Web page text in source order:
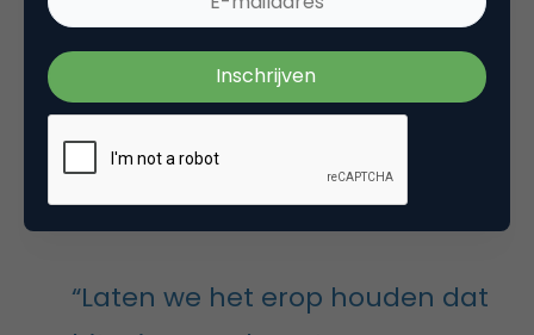
bitcoinbetaalmogelijkheid een omzetgroei ziet van
Daar komt nog het verhaal bij dat het ook aan de
achterkant gebruikt wordt om leveranciers
makkelijk uit te betalen. Dan heb je twee
voorbeelden van use cases die wij zelf ook niet
verwacht hadden in eerste instantie.”
“Laten we het erop houden dat